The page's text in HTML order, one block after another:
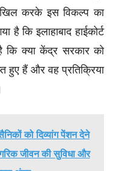
करके इस विकल्प का
है कि इलाहाबाद हाईकोर्ट
क्या केंद्र सरकार को
हुए हैं और वह प्रतिक्रिया
को दिव्यांग पेंशन देने
जीवन की सुविधा और